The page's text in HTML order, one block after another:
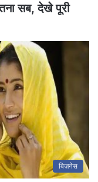
सब, देखे पूरी
बिज़नेस